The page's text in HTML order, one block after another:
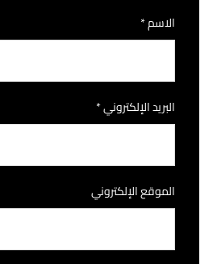
الاسم*
البريد الإلكتروني*
الموقع الإلكتروني